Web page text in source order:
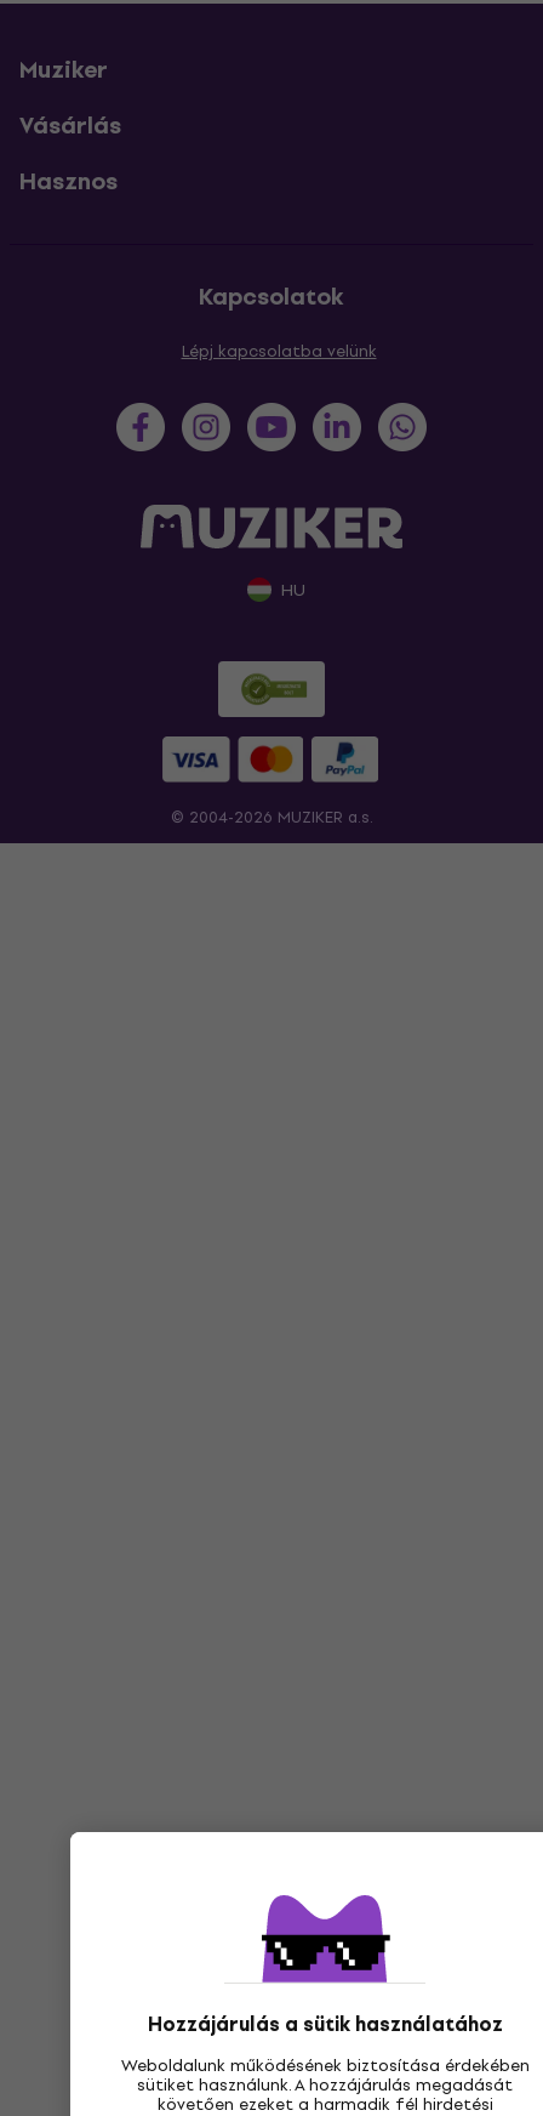
Hozzájárulás a sütik használatához
Weboldalunk működésének biztosítása érdekében
sütiket használunk. A hozzájárulás megadását
követően ezeket a harmadik fél hirdetési
Muziker
Vásárlás
Hasznos
Kapcsolatok
Lépj kapcsolatba velünk
HU
© 2004-2026 MUZIKER a.s.